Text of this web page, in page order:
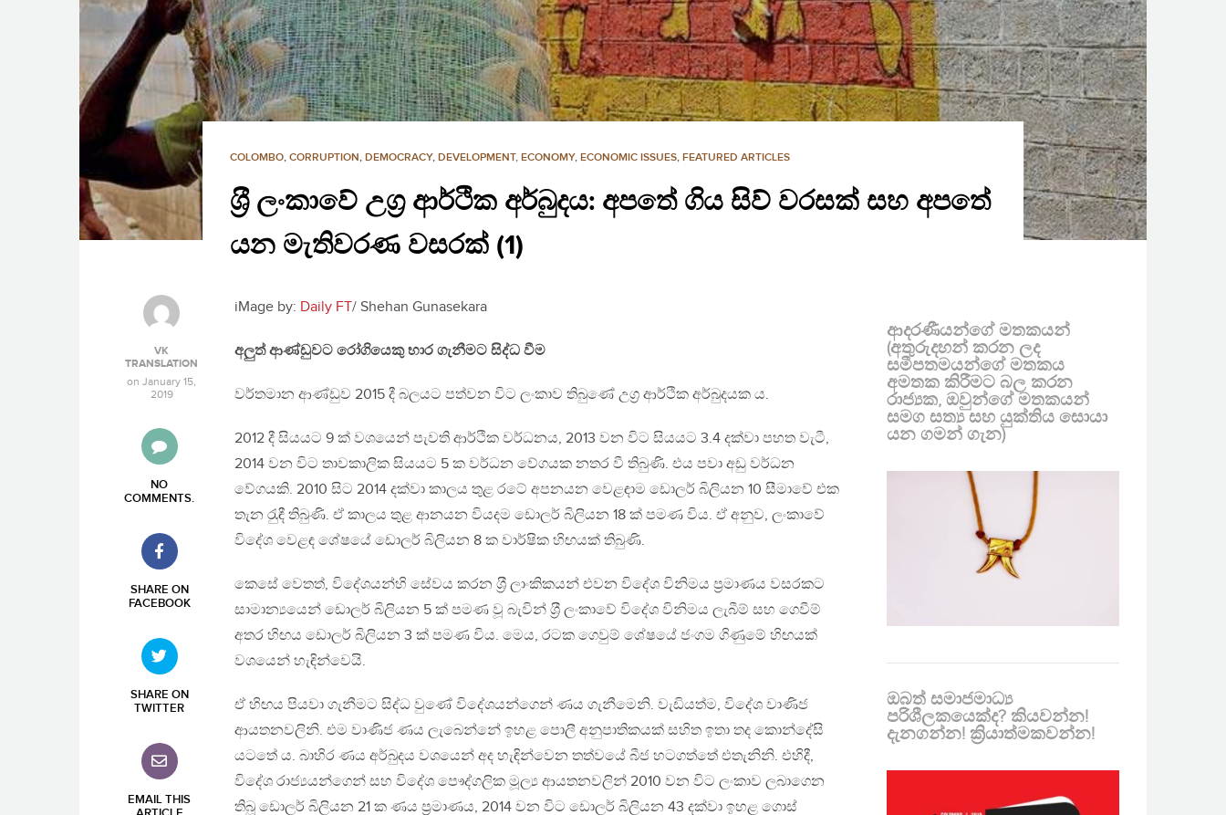
COLOMBO, CORRUPTION, DEMOCRACY, DEVELOPMENT, ECONOMY, ECONOMIC ISSUES, FEATURED ARTICLES
ශ‍්‍රී ලංකාවේ උග‍්‍ර ආර්ථික අර්බුදය: අපතේ ගිය සිව් වරසක් සහ අපතේ
යන මැතිවරණ වසරක් (1)
VK
TRANSLATION
on January 15,
2019
NO
COMMENTS.
SHARE ON
FACEBOOK
SHARE ON
TWITTER
EMAIL THIS
iMage by: Daily FT/ Shehan Gunasekara
අලුත් ආණ්ඩුවට රෝගියෙකු භාර ගැනීමට සිද්ධ වීම
වර්තමාන ආණ්ඩුව 2015 දී බලයට පත්වන විට ලංකාව තිබුණේ උග‍්‍ර ආර්ථික අර්බුදයක ය.
2012 දී සියයට 9 ක් වශයෙන් පැවති ආර්ථික වර්ධනය, 2013 වන විට සියයට 3.4 දක්වා පහත වැටී,
2014 වන විට තාවකාලික සියයට 5 ක වර්ධන වේගයක නතර වී තිබුණි. එය පවා අඩු වර්ධන
වේගයකි. 2010 සිට 2014 දක්වා කාලය තුළ රටේ අපනයන වෙළඳාම ඩොලර් බිලියන 10 සීමාවේ එක
තැන රැුඳී තිබුණි. ඒ කාලය තුළ ආනයන වියදම ඩොලර් බිලියන 18 ක් පමණ විය. ඒ අනුව, ලංකාවේ
විදේශ වෙළඳ ශේෂයේ ඩොලර් බිලියන 8 ක වාර්ෂික හිඟයක් තිබුණි.
කෙසේ වෙතත්, විදේශයන්හි සේවය කරන ශ‍්‍රී ලාංකිකයන් එවන විදේශ විනිමය ප‍්‍රමාණය වසරකට
සාමාන්‍යයෙන් ඩොලර් බිලියන 5 ක් පමණ වූ බැවින් ශ‍්‍රී ලංකාවේ විදේශ විනිමය ලැබීම් සහ ගෙවීම්
අතර හිඟය ඩොලර් බිලියන 3 ක් පමණ විය. මෙය, රටක ගෙවුම් ශේෂයේ ජංගම ගිණුමේ හිඟයක්
වශයෙන් හැඳින්වෙයි.
ඒ හිඟය පියවා ගැනීමට සිද්ධ වුණේ විදේශයන්ගෙන් ණය ගැනීමෙනි. වැඩියත්ම, විදේශ වාණිජ
ආයතනවලිනි. එම වාණිජ ණය ලැබෙන්නේ ඉහළ පොලී අනුපාතිකයක් සහිත ඉතා තද කොන්දේසි
යටතේ ය. බාහිර ණය අර්බුදය වශයෙන් අද හැඳින්වෙන තත්වයේ බීජ හටගත්තේ එතැනිනි. එහිදී,
විදේශ රාජ්‍යයන්ගෙන් සහ විදේශ පෞද්ගලික මූල්‍ය ආයතනවලින් 2010 වන විට ලංකාව ලබාගෙන
තිබූ ඩොලර් බිලියන 21 ක ණය ප‍්‍රමාණය, 2014 වන විට ඩොලර් බිලියන 43 දක්වා ඉහළ ගොස්
ආදරණීයන්ගේ මතකයන්
(අතුරුදහන් කරන ලද
සමීපතමයන්ගේ මතකය
අමතක කිරීමට බල කරන
රාජ්‍යක, ඔවුන්ගේ මතකයන්
සමග සත්‍ය සහ යුක්තිය සොයා
යන ගමන් ගැන)
ඔබත් සමාජමාධ්‍ය
පරිශීලකයෙක්ද? කියවන්න!
දැනගන්න! ක්‍රියාත්මකවන්න!